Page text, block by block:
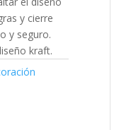
y cierre
y seguro.
kraft.